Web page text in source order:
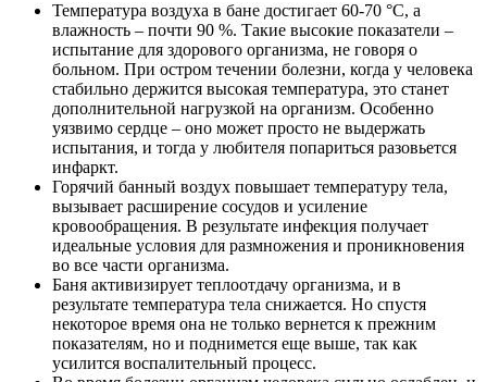
Температура воздуха в бане достигает 60-70 °С, а
влажность – почти 90 %. Такие высокие показатели –
испытание для здорового организма, не говоря о
больном. При остром течении болезни, когда у человека
стабильно держится высокая температура, это станет
дополнительной нагрузкой на организм. Особенно
уязвимо сердце – оно может просто не выдержать
испытания, и тогда у любителя попариться разовьется
инфаркт.
Горячий банный воздух повышает температуру тела,
вызывает расширение сосудов и усиление
кровообращения. В результате инфекция получает
идеальные условия для размножения и проникновения
во все части организма.
Баня активизирует теплоотдачу организма, и в
результате температура тела снижается. Но спустя
некоторое время она не только вернется к прежним
показателям, но и поднимется еще выше, так как
усилится воспалительный процесс.